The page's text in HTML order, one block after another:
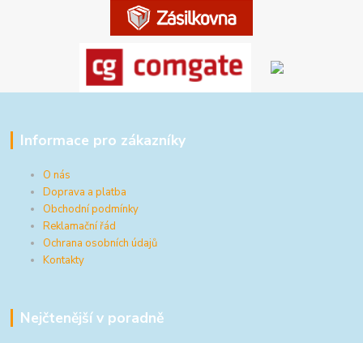
Informace pro zákazníky
O nás
Doprava a platba
Obchodní podmínky
Reklamační řád
Ochrana osobních údajů
Kontakty
Nejčtenější v poradně